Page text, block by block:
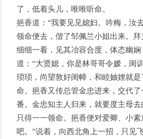
了，低着头儿，唯唯听命。
挹香道：“我要见见媳妇。吟梅，汝
领命便去，偕了邹佩兰小姐出来。
细细一看，见其冶容合度，体态幽
道：“大贤媳，你是林哥哥令嫒，闺
琐琐，尚望敦好闺幛，和睦妯娌就是
命。挹香又传总管金忠进来，交代
番。金忠知主人归来，就要度主母去
只得一一领命。挹香便对爱卿、小
吧。”说着，向西北角上一招，只见